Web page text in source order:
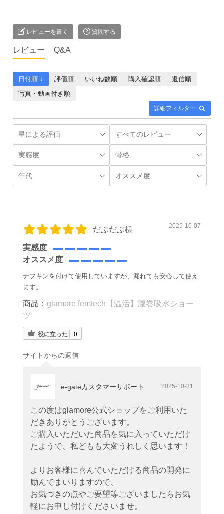
レビューを書く 質問する
レビュー Q&A
詳細フィルター
日付順 ↓ 評価順 いいね数順 購入確認順
返信順
写真・動画付き順
だぶだぶ様 2025-10-07
実感度
オススメ度
ナフキンを付けて使用していますが、漏れても安心して使え
ます。
商品： glamore femtech【温活】腹巻吸水ショー
ツ
役に立った 0
サイトからの返信
e-gateカスタマーサポート 2025-10-31
この度はglamore公式ショップをご利用いた
だきありがとうございます。
ご購入いただいた商品を気に入っていただけ
たようで、私どもも大変うれしく思います！
よりお客様に喜んでいただける商品の開発に
励んでまいりますので、
お気づきの点やご要望等ございましたらお気
軽にお申し付けくださいませ。